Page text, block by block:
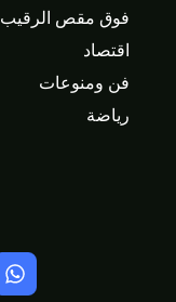
فوق مقص الرقيب
اقتصاد
فن ومنوعات
رياضة